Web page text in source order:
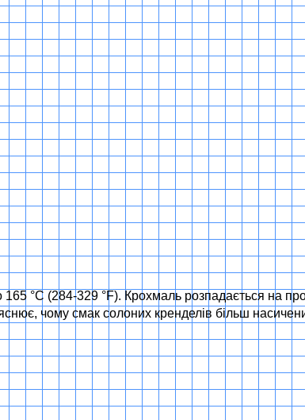
°C (284-329 °F). Крохмаль розпадається на
чому смак солоних кренделів більш